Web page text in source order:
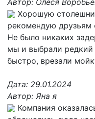
Хорошую
рекомендую друзьям
Не было никаких
мы и выбрали редкий
быстро, врезали
Дата: 29.01.2024
Автор: Яна я
Компания